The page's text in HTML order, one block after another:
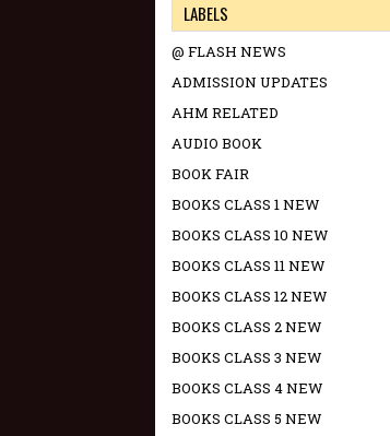
LABELS
@ FLASH NEWS
ADMISSION UPDATES
AHM RELATED
AUDIO BOOK
BOOK FAIR
BOOKS CLASS 1 NEW
BOOKS CLASS 10 NEW
BOOKS CLASS 11 NEW
BOOKS CLASS 12 NEW
BOOKS CLASS 2 NEW
BOOKS CLASS 3 NEW
BOOKS CLASS 4 NEW
BOOKS CLASS 5 NEW